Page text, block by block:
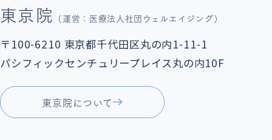
予約を確定してください。
以上でWEB再診予約は
終了となります。​
東京院 （運営：医療法人社団ウェルエイジング）
〒100-6210 東京都千代田区丸の内1-11-1
パシフィックセンチュリープレイス丸の内10F
東京院について